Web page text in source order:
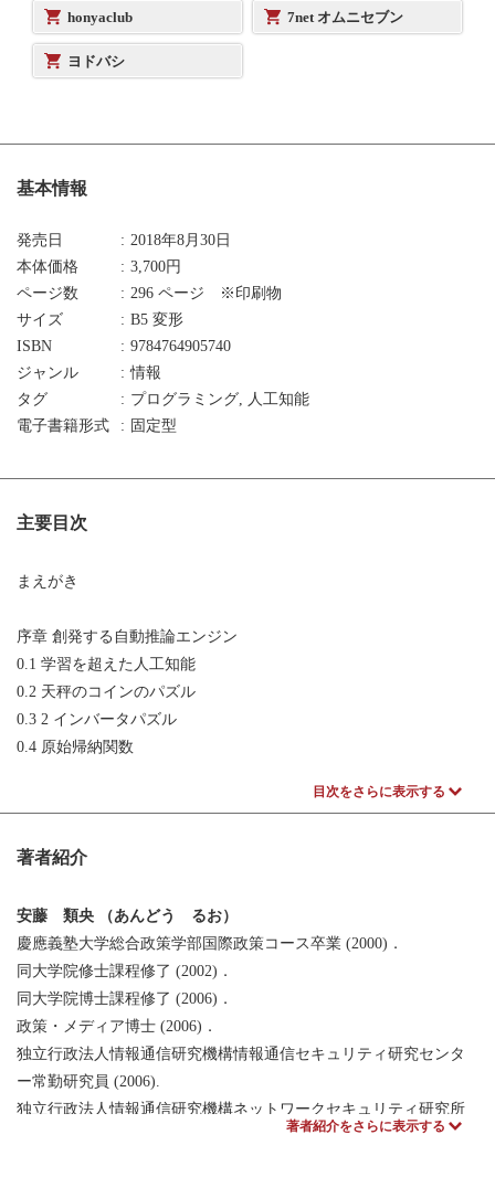
honyaclub 7net オムニセブン
ヨドバシ
基本情報
発売日
2018年8月30日
本体価格
3,700円
ページ数
296 ページ ※印刷物
サイズ
B5 変形
ISBN
9784764905740
ジャンル
情報
タグ
プログラミング, 人工知能
電子書籍形式
固定型
主要目次
まえがき
序章 創発する自動推論エンジン
0.1 学習を超えた人工知能
0.2 天秤のコインのパズル
0.3 2 インバータパズル
0.4 原始帰納関数
1.2 三段論法
1.4 状態空間探索問題の表現方法
第 2 章 正直者と嘘つきの村のパズル ———一階述語論理
2.1 自動推論と整合性
2.2 パズルの概要
2.3 命題論理と一階述語論理
2.4 学習と創発
2.5 正直者と嘘つきの村
目次をさらに表示する
著者紹介
安藤 類央 （あんどう るお）
慶應義塾大学総合政策学部国際政策コース卒業 (2000)．
同大学院修士課程修了 (2002)．
同大学院博士課程修了 (2006)．
政策・メディア博士 (2006)．
独立行政法人情報通信研究機構情報通信セキュリティ研究センタ
ー常勤研究員 (2006).
独立行政法人情報通信研究機構ネットワークセキュリティ研究所
著者紹介をさらに表示する